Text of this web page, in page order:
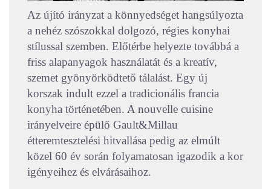
Az újító irányzat a könnyedséget hangsúlyozta
a nehéz szószokkal dolgozó, régies konyhai
stílussal szemben. Előtérbe helyezte továbbá a
friss alapanyagok használatát és a kreatív,
szemet gyönyörködtető tálalást. Egy új
korszak indult ezzel a tradicionális francia
konyha történetében. A nouvelle cuisine
irányelveire épülő Gault&Millau
étteremtesztelési hitvallása pedig az elmúlt
közel 60 év során folyamatosan igazodik a kor
igényeihez és elvárásaihoz.